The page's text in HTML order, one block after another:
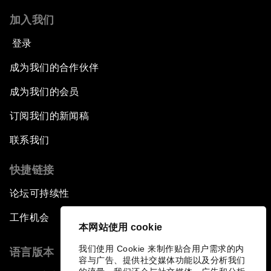
本网站使用 cookie
我们使用 Cookie 来制作贴合用户需求的内
容与广告、提供社交媒体功能以及分析我们
加入我们
登录
成为我们的合作伙伴
成为我们的会员
订阅我们的新闻稿
联系我们
快捷链接
论坛可持续性
工作机会
语言版本